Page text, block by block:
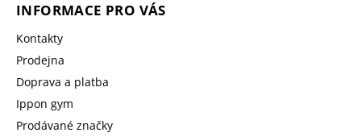
INFORMACE PRO VÁS
Kontakty
Prodejna
Doprava a platba
Ippon gym
Prodávané značky